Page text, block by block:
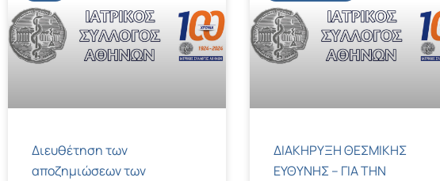
Διευθέτηση των
αποζημιώσεων των
ΔΙΑΚΗΡΥΞΗ ΘΕΣΜΙΚΗΣ
ΕΥΘΥΝΗΣ – ΓΙΑ ΤΗΝ